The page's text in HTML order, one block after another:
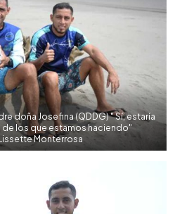
doña Josefina (QDDG) " Sí, estaría
los que estamos haciendo"
Monterrosa